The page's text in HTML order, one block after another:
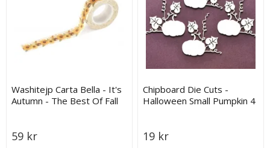
Washitejp Carta Bella - It's
Autumn - The Best Of Fall
59 kr
Chipboard Die Cuts -
Halloween Small Pumpkin 4
19 kr